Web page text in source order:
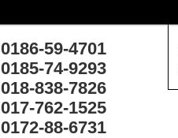
0186-59-4701
0185-74-9293
018-838-7826
017-762-1525
0172-88-6731